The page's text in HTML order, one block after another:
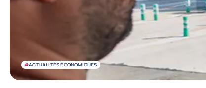
#ACTUALITÉS ÉCONOMIQUES